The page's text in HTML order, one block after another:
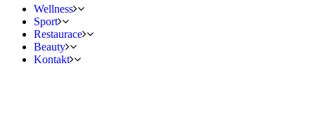
Wellness
Sport
Restaurace
Beauty
Kontakt